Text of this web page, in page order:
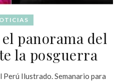
panorama del
la posguerra
Perú Ilustrado. Semanario para